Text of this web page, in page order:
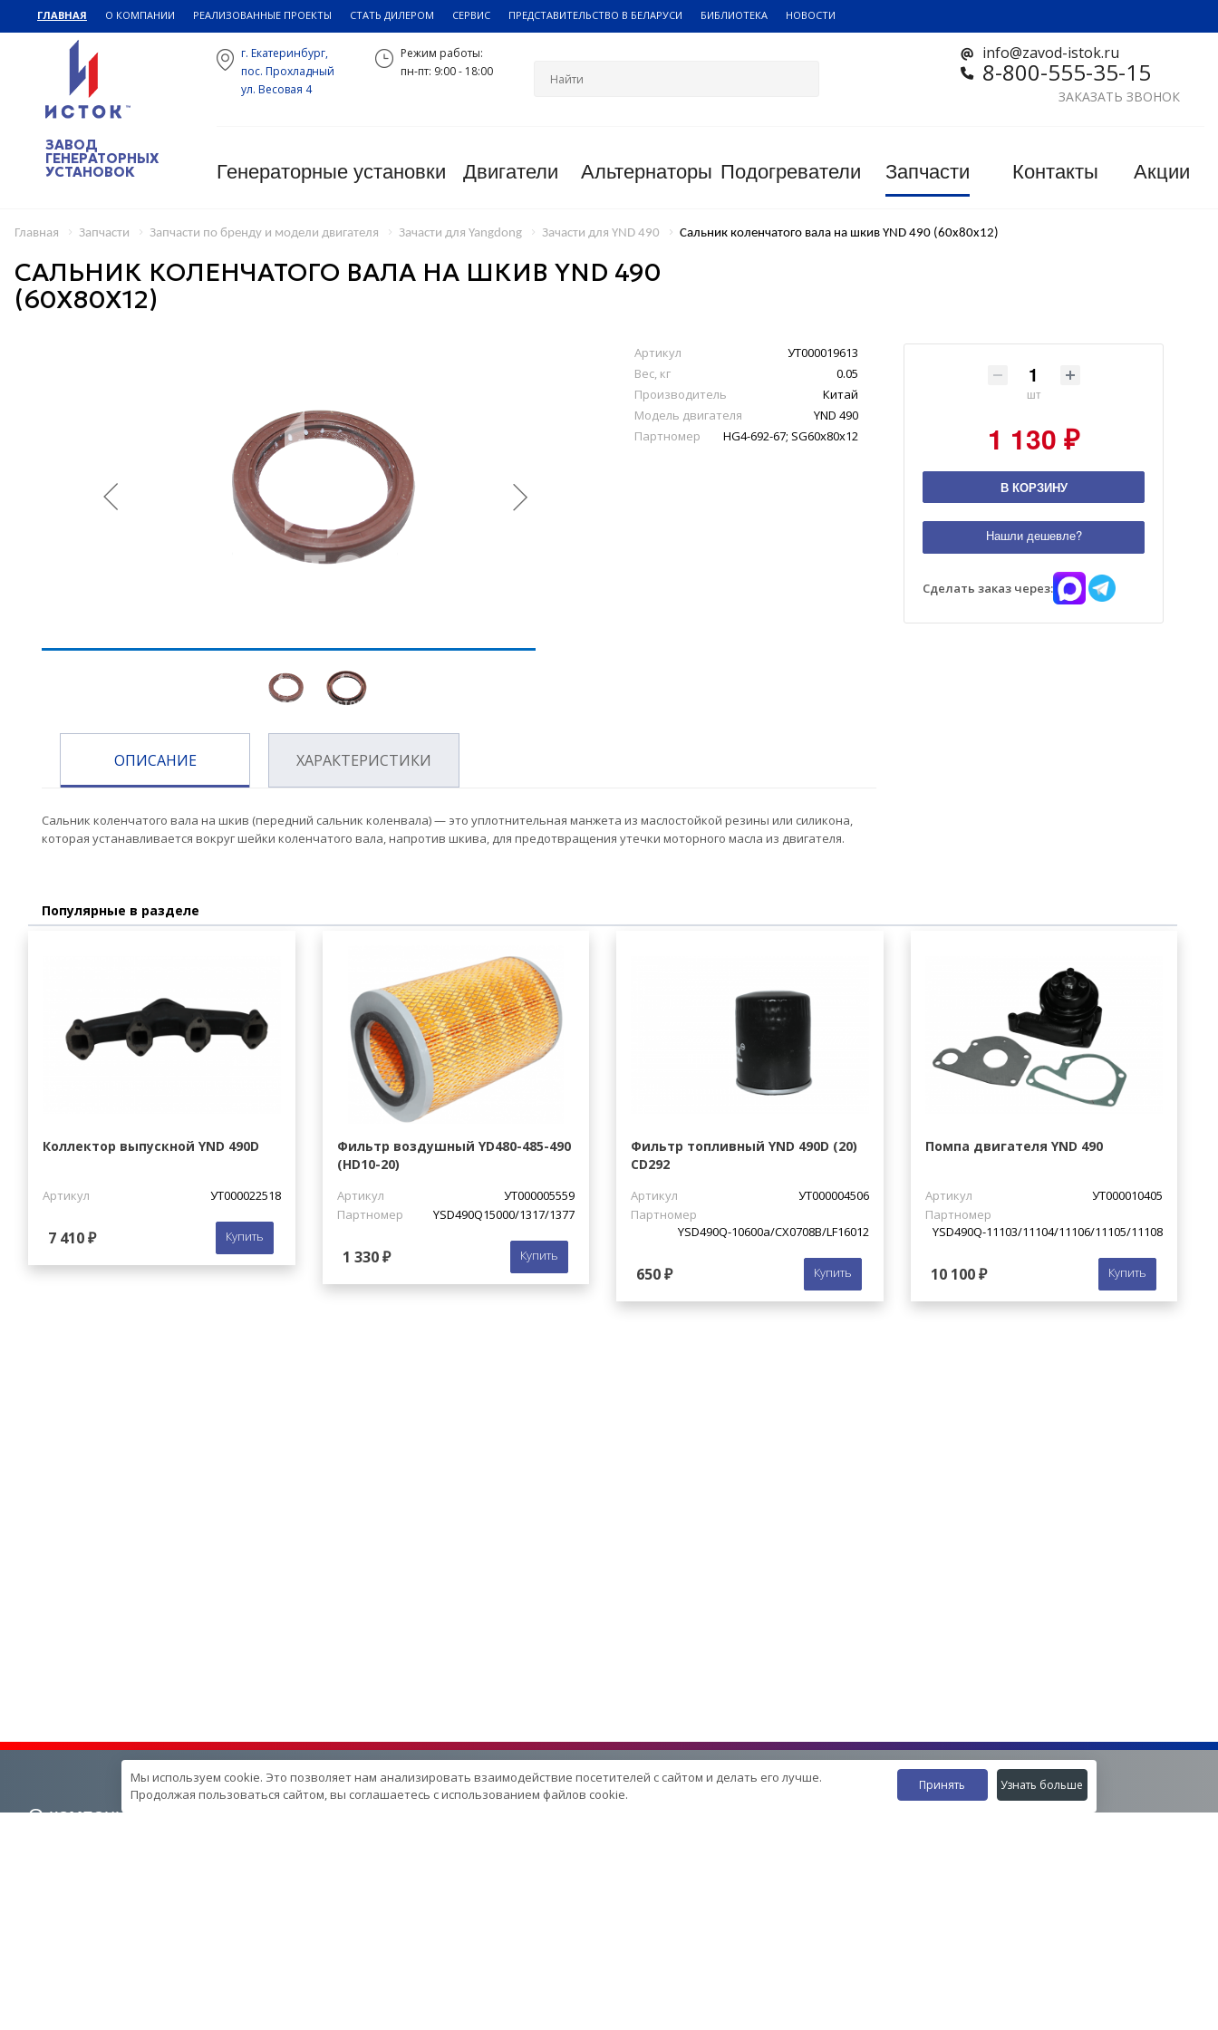
ГЛАВНАЯ О КОМПАНИИ РЕАЛИЗОВАННЫЕ ПРОЕКТЫ СТАТЬ ДИЛЕРОМ СЕРВИС ПРЕДСТАВИТЕЛЬСТВО В БЕЛАРУСИ БИБЛИОТЕКА НОВОСТИ
ЗАВОД
ГЕНЕРАТОРНЫХ
УСТАНОВОК
info@zavod-istok.ru
8-800-555-35-15
ЗАКАЗАТЬ ЗВОНОК
г. Екатеринбург,
пос. Прохладный
ул. Весовая 4
Режим работы:
пн-пт: 9:00 - 18:00
Генераторные установки Двигатели Альтернаторы Подогреватели Запчасти Контакты Акции
Главная Запчасти Запчасти по бренду и модели двигателя Зачасти для Yangdong Зачасти для YND 490 Сальник коленчатого вала на шкив YND 490 (60х80х12)
САЛЬНИК КОЛЕНЧАТОГО ВАЛА НА ШКИВ YND 490
(60Х80Х12)
Артикул
УТ000019613
Вес, кг
0.05
Производитель
Китай
Модель двигателя
YND 490
Партномер
HG4-692-67; SG60x80x12
шт
1 130 ₽
В КОРЗИНУ
Нашли дешевле?
Сделать заказ через:
ОПИСАНИЕ ХАРАКТЕРИСТИКИ
Сальник коленчатого вала на шкив (передний сальник коленвала) — это уплотнительная манжета из маслостойкой резины или силикона,
которая устанавливается вокруг шейки коленчатого вала, напротив шкива, для предотвращения утечки моторного масла из двигателя.
Популярные в разделе
Коллектор выпускной YND 490D
Артикул УТ000022518
7 410 ₽ Купить
Фильтр воздушный YD480-485-490
(HD10-20)
Артикул
УТ000005559
Партномер
YSD490Q15000/1317/1377
1 330 ₽ Купить
Фильтр топливный YND 490D (20)
CD292
Артикул
УТ000004506
Партномер
YSD490Q-10600a/СХ0708В/LF16012
650 ₽ Купить
Помпа двигателя YND 490
Артикул
УТ000010405
Партномер
YSD490Q-11103/11104/11106/11105/11108
10 100 ₽ Купить
О компании
Мы используем cookie. Это позволяет нам анализировать взаимодействие посетителей с сайтом и делать его лучше.
Продолжая пользоваться сайтом, вы соглашаетесь с использованием файлов cookie.
Принять Узнать больше